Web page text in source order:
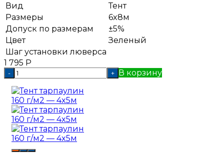
Вид
Тент
Размеры
6x8м
Допуск по размерам
±5%
Цвет
Зеленый
Шаг установки люверса
1 795 Р
- + В корзину